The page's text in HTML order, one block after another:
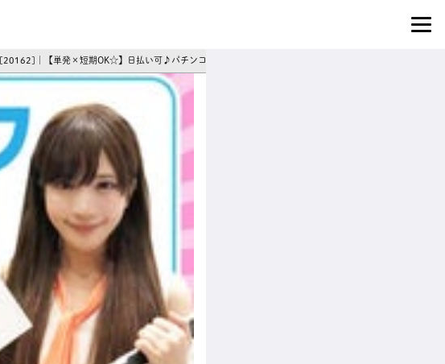
｜【単発×短期OK☆】日払い可♪パチンコ施設でイベントコンパニオン・展示会モデルスタッフ募集中